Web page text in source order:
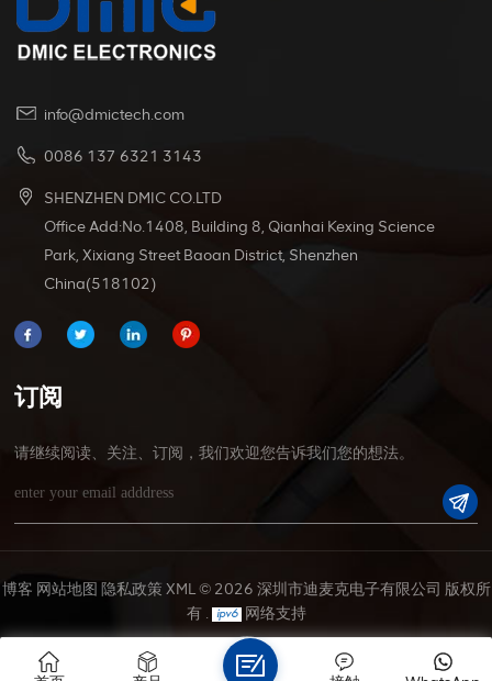
info@dmictech.com
0086 137 6321 3143
SHENZHEN DMIC CO.LTD
Office Add:No.1408, Building 8, Qianhai Kexing Science
Park, Xixiang Street Baoan District, Shenzhen
China(518102)
订阅
请继续阅读、关注、订阅，我们欢迎您告诉我们您的想法。
博客 网站地图 隐私政策 XML© 2026 深圳市迪麦克电子有限公司 版权所
有 .
网络支持